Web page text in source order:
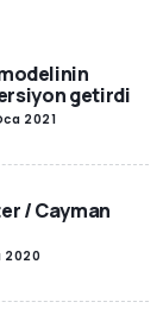
getirdi
2021
/ Cayman
2020